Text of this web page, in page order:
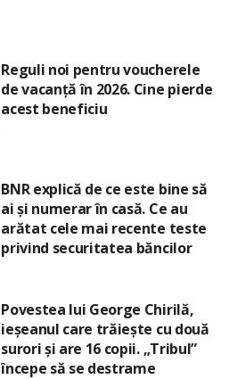
Reguli noi pentru voucherele
de vacanță în 2026. Cine pierde
acest beneficiu
BNR explică de ce este bine să
ai și numerar în casă. Ce au
arătat cele mai recente teste
privind securitatea băncilor
Povestea lui George Chirilă,
ieșeanul care trăiește cu două
surori și are 16 copii. „Tribul”
începe să se destrame